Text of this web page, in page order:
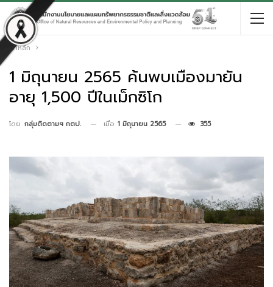
หน้าหลัก
1 มิถุนายน 2565 ค้นพบเมืองมายัน
อายุ 1,500 ปีในเม็กซิโก
โดย กลุ่มติดตามฯ กตป. เมื่อ 1 มิถุนายน 2565 355